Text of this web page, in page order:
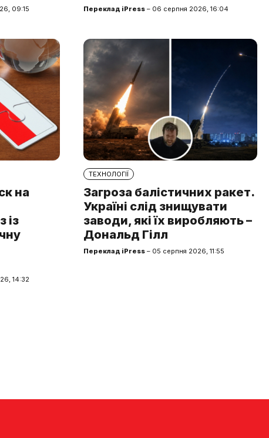
09:15 Переклад iPress – 06 серпня 2026, 16:04
на
із
14:32
ТЕХНОЛОГІЇ
Загроза балістичних ракет.
Україні слід знищувати
заводи, які їх виробляють –
Дональд Гілл
Переклад iPress – 05 серпня 2026, 11:55